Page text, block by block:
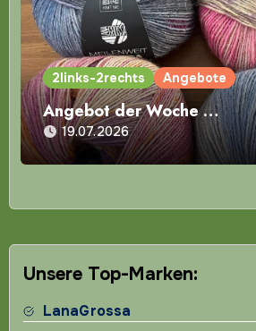
2links-2rechts Angebote
Angebot der Woche …
19.07.2026
Unsere Top-Marken:
LanaGrossa